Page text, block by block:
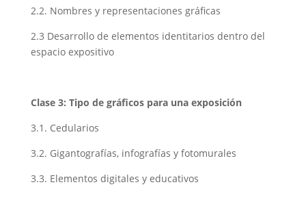
2.2. Nombres y representaciones gráficas
2.3 Desarrollo de elementos identitarios dentro del
espacio expositivo
Clase 3: Tipo de gráficos para una exposición
3.1. Cedularios
3.2. Gigantografías, infografías y fotomurales
3.3. Elementos digitales y educativos